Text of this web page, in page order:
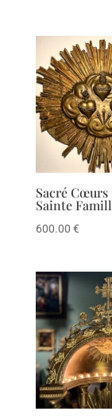
Sacré Cœurs
Sainte
600.00 €